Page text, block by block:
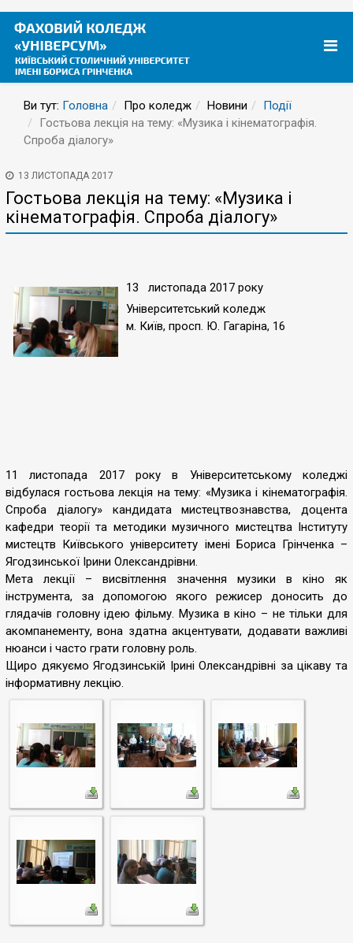
Ви тут: Головна Про коледж Новини
Події
Гостьова лекція на тему: «Музика і кінематографія.
Спроба діалогу»
13 ЛИСТОПАДА 2017
Гостьова лекція на тему: «Музика і
кінематографія. Спроба діалогу»
13 листопада 2017 року
Університетський коледж
м. Київ, просп. Ю. Гагаріна, 16
11 листопада 2017 року в Університетському коледжі
відбулася гостьова лекція на тему: «Музика і кінематографія.
Спроба діалогу» кандидата мистецтвознавства, доцента
кафедри теорії та методики музичного мистецтва Інституту
мистецтв Київського університету імені Бориса Грінченка –
Ягодзинської Ірини Олександрівни.
Мета лекції – висвітлення значення музики в кіно як
інструмента, за допомогою якого режисер доносить до
глядачів головну ідею фільму. Музика в кіно – не тільки для
акомпанементу, вона здатна акцентувати, додавати важливі
нюанси і часто грати головну роль.
Щиро дякуємо Ягодзинській Ірині Олександрівні за цікаву та
інформативну лекцію.